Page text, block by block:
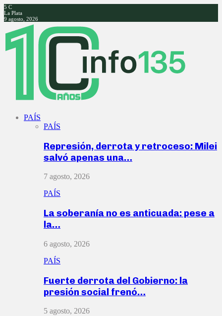
5 C
La Plata
9 agosto, 2026
Facebook
Twitter
Instagram
Youtube
PAÍS
PAÍS
Represión, derrota y retroceso: Milei
salvó apenas una…
7 agosto, 2026
PAÍS
La soberanía no es anticuada: pese a
la…
6 agosto, 2026
PAÍS
Fuerte derrota del Gobierno: la
presión social frenó…
5 agosto, 2026